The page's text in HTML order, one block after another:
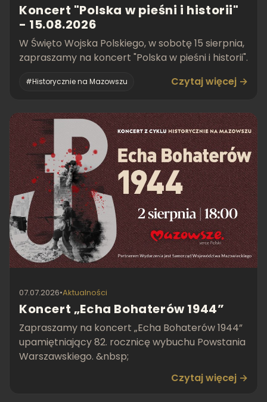
Koncert "Polska w pieśni i historii"
- 15.08.2026
W Święto Wojska Polskiego, w sobotę 15 sierpnia,
zapraszamy na koncert "Polska w pieśni i historii".
#Historycznie na Mazowszu Czytaj więcej →
07.07.2026•Aktualności
Koncert „Echa Bohaterów 1944”
Zapraszamy na koncert „Echa Bohaterów 1944”
upamiętniający 82. rocznicę wybuchu Powstania
Warszawskiego. &nbsp;
Czytaj więcej →